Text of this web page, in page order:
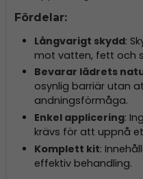
Fördelar:
Långvarigt skydd:
mot vatten, fett och
Bevarar lädrets
osynlig barriär utan
andningsförmåga.
Enkel applicering:
krävs för att uppnå
Komplett kit:
effektiv behandling.